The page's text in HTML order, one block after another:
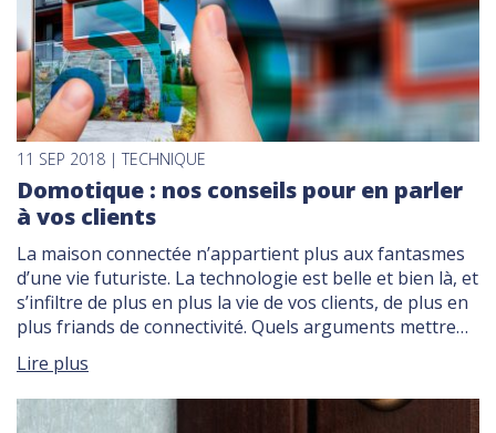
11 SEP 2018 | TECHNIQUE
Domotique : nos conseils pour en parler
à vos clients
La maison connectée n’appartient plus aux fantasmes
d’une vie futuriste. La technologie est belle et bien là, et
s’infiltre de plus en plus la vie de vos clients, de plus en
plus friands de connectivité. Quels arguments mettre
en avant pour les accompagner au mieux dans leur
projet ? Focus sur la domotique, véritable tremplin […]
Lire plus